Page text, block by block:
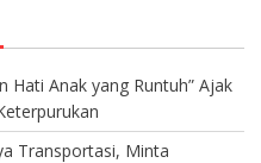
Hati Anak yang Runtuh” Ajak
Transportasi, Minta